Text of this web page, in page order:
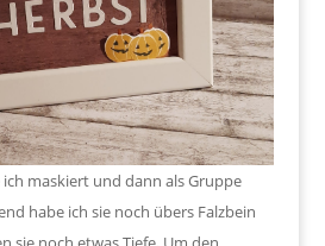
maskiert und dann als Gruppe
habe ich sie noch übers Falzbein